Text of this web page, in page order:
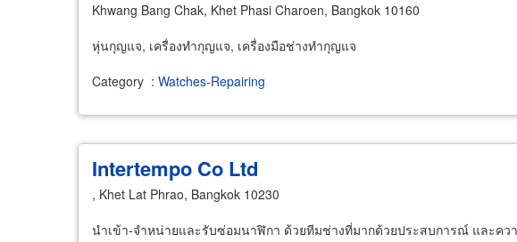
Khwang Bang Chak, Khet Phasi Charoen, Bangkok 10160
หุ่นกุญแจ, เครื่องทำกุญแจ, เครื่องมือช่างทำกุญแจ
Category : Watches-Repairing
Intertempo Co Ltd
, Khet Lat Phrao, Bangkok 10230
นำเข้า-จำหน่ายและรับซ่อมนาฬิกา ด้วยทีมช่างที่มากด้วยประสบการณ์ และคว